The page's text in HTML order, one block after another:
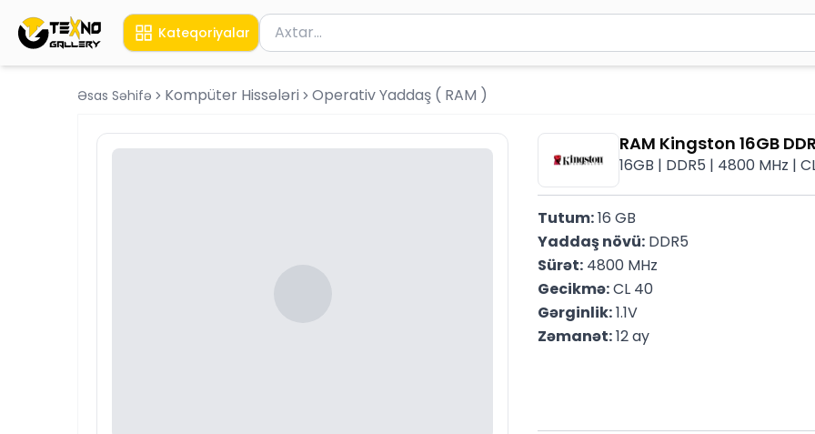
Kateqoriyalar Məhsul axtar
Axtarış üçün ən azı 2 simvol yazın. Göndərmək üçün Enter düyməsini basın
Əsas Səhifə Kompüter Hissələri Operativ Yaddaş ( RAM )
RAM Kingston 16GB
16GB | DDR5 | 4800 MHz |
Tutum: 16 GB
Yaddaş növü: DDR5
Sürət: 4800 MHz
Gecikmə: CL 40
Gərginlik: 1.1V
Zəmanət: 12 ay